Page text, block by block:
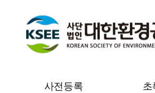
사전등록 초